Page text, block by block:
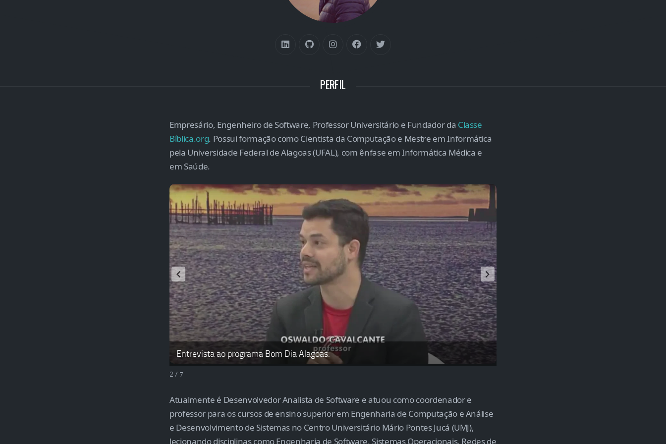
PERFIL
Empresário, Engenheiro de Software, Professor Universitário e Fundador da Classe
Bíblica.org. Possui formação como Cientista da Computação e Mestre em Informática
pela Universidade Federal de Alagoas (UFAL), com ênfase em Informática Médica e
em Saúde.
Entrevista ao programa Bom Dia Alagoas.
2 / 7
Atualmente é Desenvolvedor Analista de Software e atuou como coordenador e
professor para os cursos de ensino superior em Engenharia de Computação e Análise
e Desenvolvimento de Sistemas no Centro Universitário Mário Pontes Jucá (UMJ),
lecionando disciplinas como Engenharia de Software, Sistemas Operacionais, Redes de